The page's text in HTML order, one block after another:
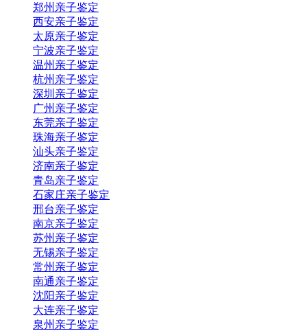
郑州亲子鉴定
西安亲子鉴定
太原亲子鉴定
宁波亲子鉴定
温州亲子鉴定
杭州亲子鉴定
深圳亲子鉴定
广州亲子鉴定
东莞亲子鉴定
珠海亲子鉴定
汕头亲子鉴定
济南亲子鉴定
青岛亲子鉴定
石家庄亲子鉴定
邢台亲子鉴定
南京亲子鉴定
苏州亲子鉴定
无锡亲子鉴定
常州亲子鉴定
南通亲子鉴定
沈阳亲子鉴定
大连亲子鉴定
泉州亲子鉴定